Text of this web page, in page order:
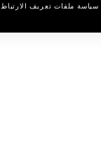
سياسة ملفات تعريف الارتباط